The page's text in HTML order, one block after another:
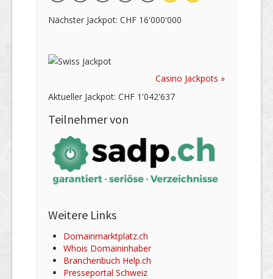
Nächster Jackpot: CHF 16'000'000
Casino Jackpots »
Aktueller Jackpot: CHF 1'042'637
Teilnehmer von
Weitere Links
Domainmarktplatz.ch
Whois Domaininhaber
Branchenbuch Help.ch
Presseportal Schweiz